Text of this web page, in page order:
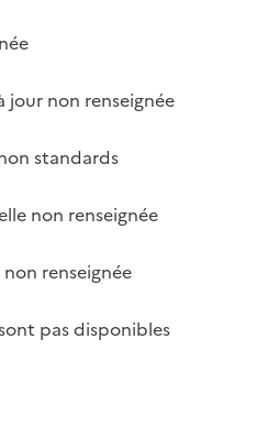
jour non renseignée
standards
non renseignée
renseignée
pas disponibles